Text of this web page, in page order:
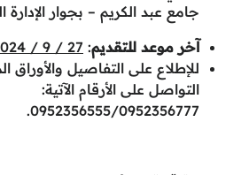
جامع عبد الكريم – بجوار الإدارة
آخر موعد للتقديم: 27 / 9 / 2024م.
للإطلاع على التفاصيل والأوراق
التواصل على الأرقام الآتية:
0952356555/0952356777.